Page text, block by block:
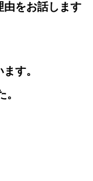
由をお話します
す。